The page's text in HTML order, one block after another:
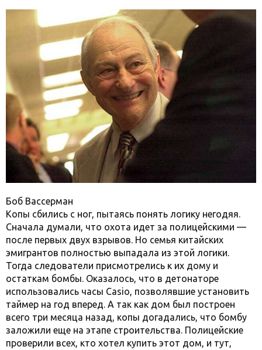
Боб Вассерман
Копы сбились с ног, пытаясь понять логику негодяя.
Сначала думали, что охота идет за полицейскими —
после первых двух взрывов. Но семья китайских
эмигрантов полностью выпадала из этой логики.
Тогда следователи присмотрелись к их дому и
остаткам бомбы. Оказалось, что в детонаторе
использовались часы Casio, позволявшие установить
таймер на год вперед. А так как дом был построен
всего три месяца назад, копы догадались, что бомбу
заложили еще на этапе строительства. Полицейские
проверили всех, кто хотел купить этот дом, и тут,